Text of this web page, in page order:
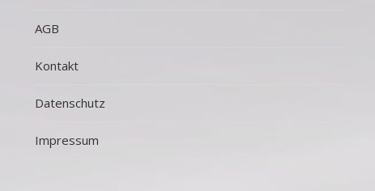
AGB
Kontakt
Datenschutz
Impressum